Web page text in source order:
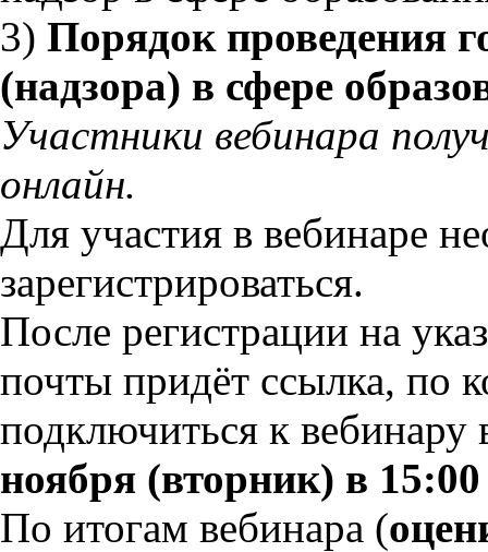
3) Порядок проведения
(надзора) в сфере
Участники вебинара
онлайн.
Для участия в вебинаре
зарегистрироваться.
После регистрации на
почты придёт ссылка, по
подключиться к вебинару
ноября (вторник) в 15:00
По итогам вебинара (